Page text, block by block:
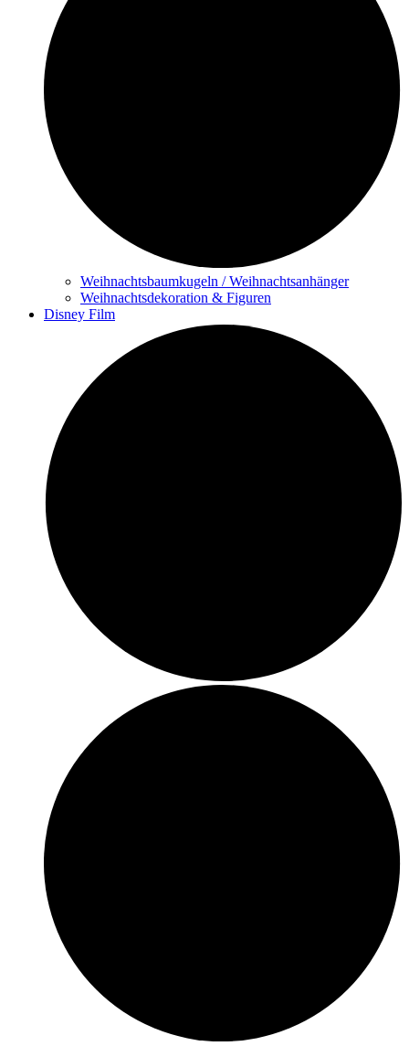
Weihnachtsbaumkugeln / Weihnachtsanhänger
Weihnachtsdekoration & Figuren
Disney Film